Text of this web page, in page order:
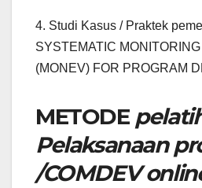
4. Studi Kasus / Praktek
SYSTEMATIC
(MONEV) FOR PROGRAM
METODE
Pelaksanaan
/COMDEV